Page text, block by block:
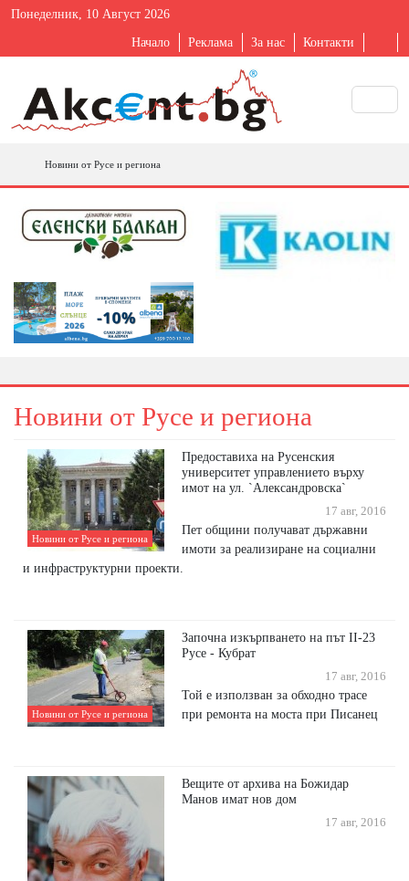
Понеделник, 10 Август 2026
Начало Реклама За нас Контакти
Новини от Русе и региона
Новини от Русе и региона
Новини от Русе и региона
Предоставиха на Русенския
университет управлението върху
имот на ул. `Александровска`
17 авг, 2016
Пет общини получават държавни
имоти за реализиране на социални
и инфраструктурни проекти.
Новини от Русе и региона
Започна изкърпването на път II-23
Русе - Кубрат
17 авг, 2016
Той е използван за обходно трасе
при ремонта на моста при Писанец
Вещите от архива на Божидар
Манов имат нов дом
17 авг, 2016